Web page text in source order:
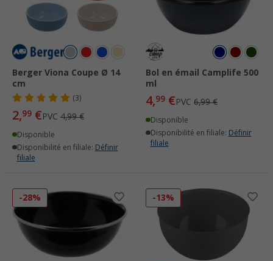
Berger Viona Coupe Ø 14
cm
(3)
2,99 €PVC 4,99 €
Disponible
Disponibilité en filiale: Définir
filiale
Bol en émail Camplife 500
ml
4,99 €PVC 6,99 €
Disponible
Disponibilité en filiale: Définir
filiale
-28% -13%